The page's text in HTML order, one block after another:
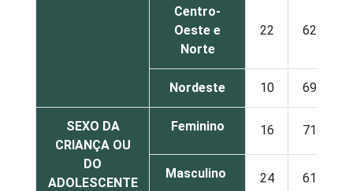
Centro-
Oeste e
Norte
22 62
Nordeste 10 69
SEXO DA
CRIANÇA OU
DO
ADOLESCENTE
Feminino 16 71
Masculino 24 61